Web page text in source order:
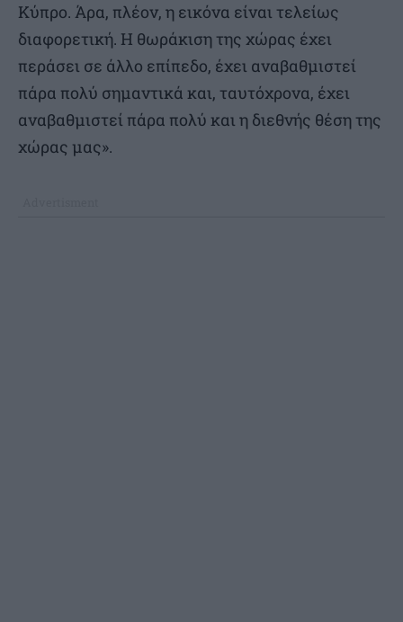
Κύπρο. Άρα, πλέον, η εικόνα είναι τελείως
διαφορετική. Η θωράκιση της χώρας έχει
περάσει σε άλλο επίπεδο, έχει αναβαθμιστεί
πάρα πολύ σημαντικά και, ταυτόχρονα, έχει
αναβαθμιστεί πάρα πολύ και η διεθνής θέση της
χώρας μας».